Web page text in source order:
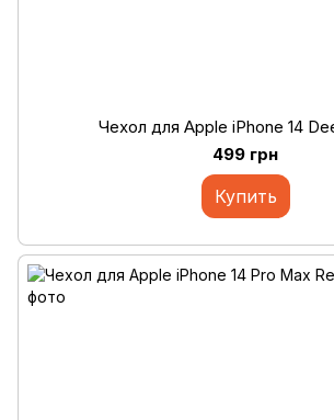
Чехол для Apple iPhone 14
499 грн
Купить